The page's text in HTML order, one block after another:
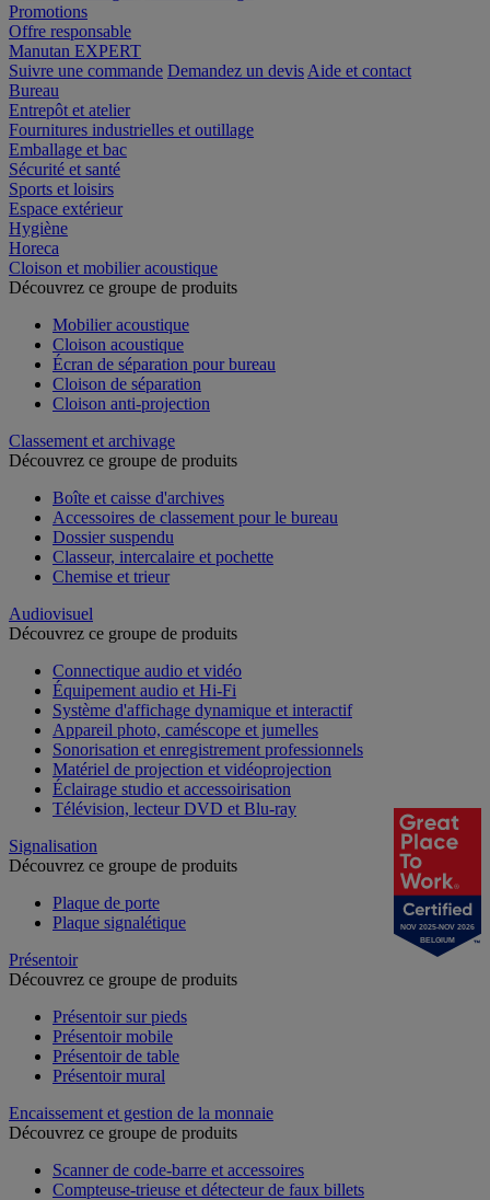
Promotions
Offre responsable
Manutan EXPERT
Suivre une commande Demandez un devis Aide et contact
Bureau
Entrepôt et atelier
Fournitures industrielles et outillage
Emballage et bac
Sécurité et santé
Sports et loisirs
Espace extérieur
Hygiène
Horeca
Cloison et mobilier acoustique
Découvrez ce groupe de produits
Mobilier acoustique
Cloison acoustique
Écran de séparation pour bureau
Cloison de séparation
Cloison anti-projection
Classement et archivage
Découvrez ce groupe de produits
Boîte et caisse d'archives
Accessoires de classement pour le bureau
Dossier suspendu
Classeur, intercalaire et pochette
Chemise et trieur
Audiovisuel
Découvrez ce groupe de produits
Connectique audio et vidéo
Équipement audio et Hi-Fi
Système d'affichage dynamique et interactif
Appareil photo, caméscope et jumelles
Sonorisation et enregistrement professionnels
Matériel de projection et vidéoprojection
Éclairage studio et accessoirisation
Télévision, lecteur DVD et Blu-ray
Signalisation
Découvrez ce groupe de produits
Plaque de porte
Plaque signalétique
Présentoir
Découvrez ce groupe de produits
Présentoir sur pieds
Présentoir mobile
Présentoir de table
Présentoir mural
Encaissement et gestion de la monnaie
Découvrez ce groupe de produits
Scanner de code-barre et accessoires
Compteuse-trieuse et détecteur de faux billets
NOV 2025-NOV 2026
BELGIUM